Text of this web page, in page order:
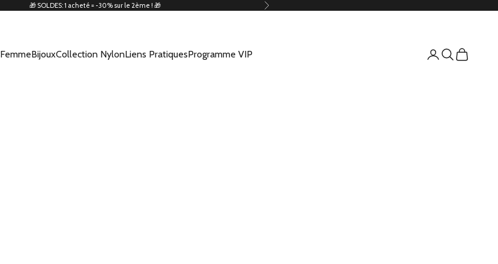
🎁 SOLDES: 1 acheté = -30% sur le 2ème ! 🎁 Suivant
FemmeBijouxCollection NylonLiens PratiquesProgramme VIP Connexion
Recherche
Panier